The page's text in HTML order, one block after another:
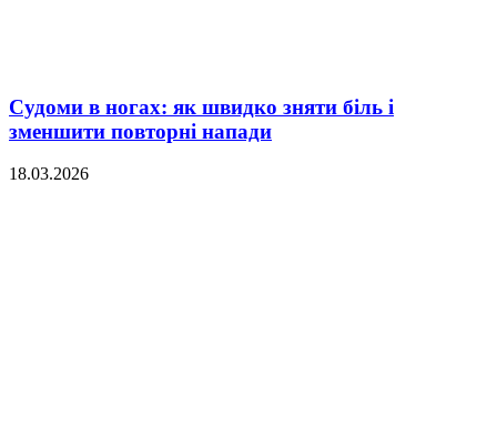
Судоми в ногах: як швидко зняти біль і
зменшити повторні напади
18.03.2026